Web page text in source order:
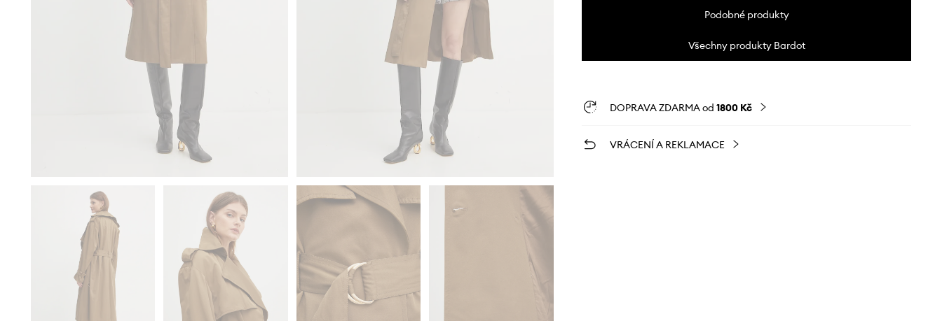
Podobné produkty
Všechny produkty Bardot
DOPRAVA ZDARMA od 1800 Kč
VRÁCENÍ A REKLAMACE